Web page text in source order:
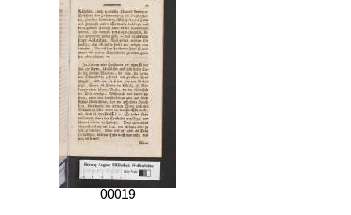
00019